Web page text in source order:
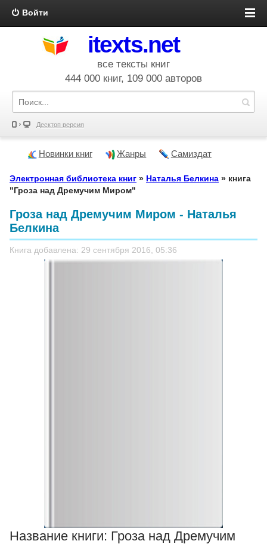
Войти
itexts.net
все тексты книг
444 000 книг, 109 000 авторов
Десктоп версия
Новинки книг Жанры Самиздат
Электронная библиотека книг » Наталья Белкина » книга
"Гроза над Дремучим Миром"
Гроза над Дремучим Миром - Наталья
Белкина
Книга добавлена: 29 сентября 2016, 05:36
Название книги: Гроза над Дремучим